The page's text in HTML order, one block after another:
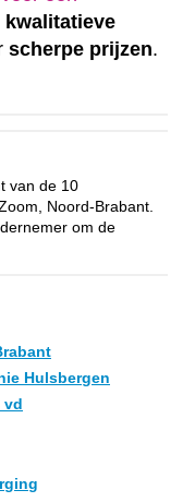
kwalitatieve
scherpe prijzen.
van de 10
Noord-Brabant.
om de
Hulsbergen